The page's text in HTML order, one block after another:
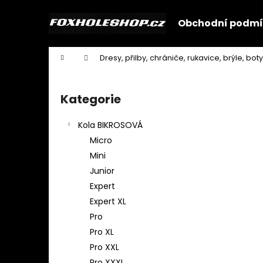
Obchodní
Domů Dresy, přilby, chrániče, rukavice, brýle, boty
Přeskočit
kategorie
Kategorie
Kola BIKROSOVÁ
Micro
Mini
Junior
Expert
Expert XL
Pro
Pro XL
Pro XXL
Zpět
Zpět